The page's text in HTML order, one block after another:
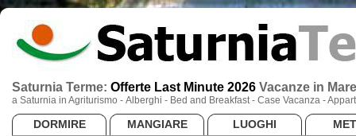
Saturnia Terme: Offerte Last Minute 2026 Vacanze in
a Saturnia in Agriturismo - Alberghi - Bed and Breakfast - Case Vacanza -
DORMIRE MANGIARE LUOGHI